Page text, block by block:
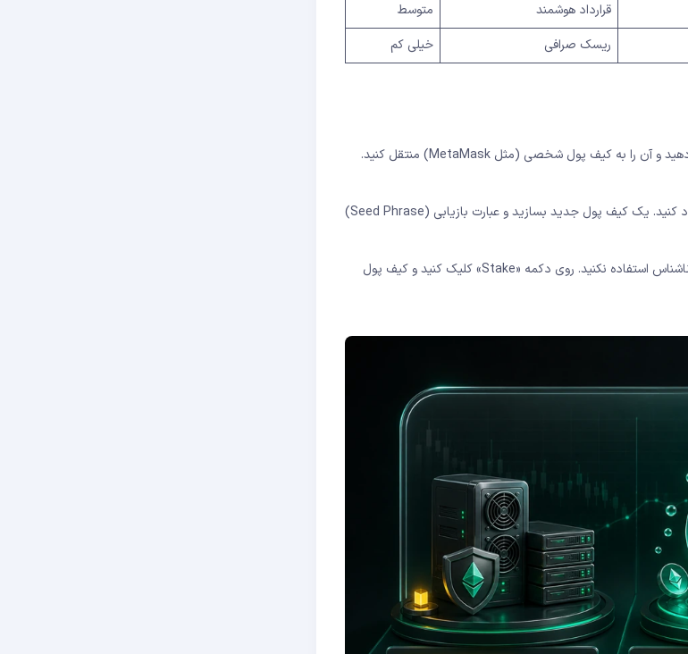
قرارداد هوشمند
متوسط
ریسک صرافی خیلی کم
انجام دهید و آن را به کیف پول شخصی (مثل MetaMask) منتقل کنید.
کیف پول MetaMask را از metamask.io دانلود کنید. یک کیف پول جدید بسازید و عبارت بازیابی (Seed Phrase)
را مستقیم در مرورگر تایپ کنید — هرگز از لینک‌های ناشناس استفاده نکنید. روی دکمه «Stake» کلیک کنید و کیف پول